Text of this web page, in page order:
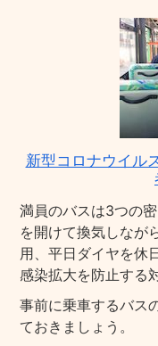
新型コロナウイル
満員のバスは3つの
を開けて換気しなが
用、平日ダイヤを休
感染拡大を防止する
事前に乗車するバス
ておきましょう。